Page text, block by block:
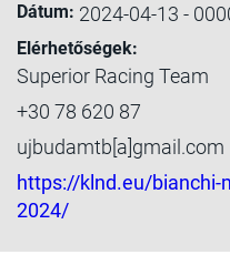
Dátum: 2024-04-13 -
Elérhetőségek:
Superior Racing Team
+30 78 620 87
ujbudamtb[a]gmail.com
https://klnd.eu/bianchi-
2024/